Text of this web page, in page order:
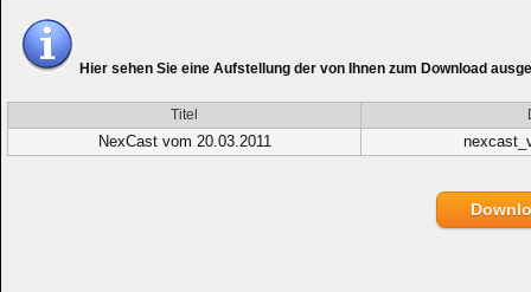
Hier sehen Sie eine Aufstellung der von Ihnen zum Download
Titel
NexCast vom 20.03.2011